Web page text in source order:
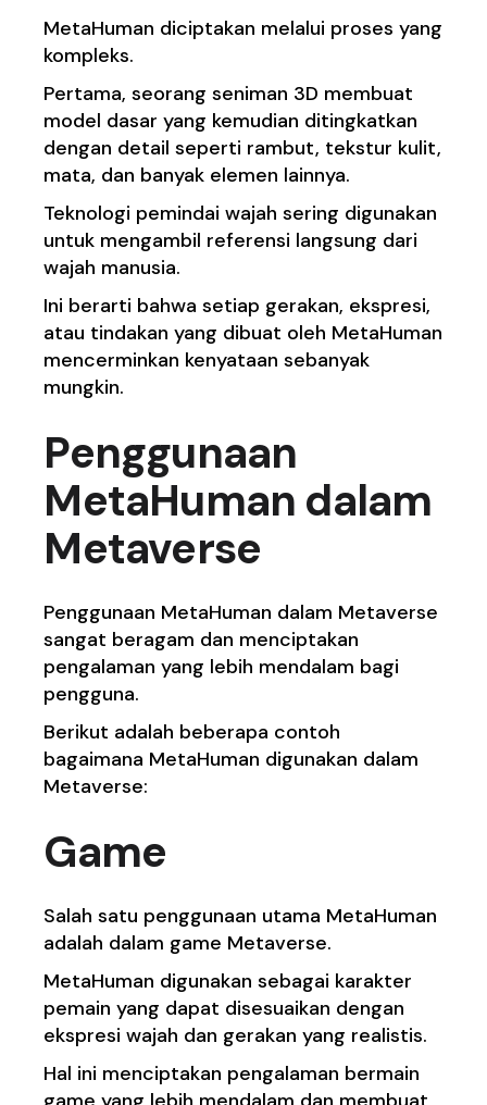
MetaHuman diciptakan melalui proses yang
kompleks.
Pertama, seorang seniman 3D membuat
model dasar yang kemudian ditingkatkan
dengan detail seperti rambut, tekstur kulit,
mata, dan banyak elemen lainnya.
Teknologi pemindai wajah sering digunakan
untuk mengambil referensi langsung dari
wajah manusia.
Ini berarti bahwa setiap gerakan, ekspresi,
atau tindakan yang dibuat oleh MetaHuman
mencerminkan kenyataan sebanyak
mungkin.
Penggunaan
MetaHuman dalam
Metaverse
Penggunaan MetaHuman dalam Metaverse
sangat beragam dan menciptakan
pengalaman yang lebih mendalam bagi
pengguna.
Berikut adalah beberapa contoh
bagaimana MetaHuman digunakan dalam
Metaverse:
Game
Salah satu penggunaan utama MetaHuman
adalah dalam game Metaverse.
MetaHuman digunakan sebagai karakter
pemain yang dapat disesuaikan dengan
ekspresi wajah dan gerakan yang realistis.
Hal ini menciptakan pengalaman bermain